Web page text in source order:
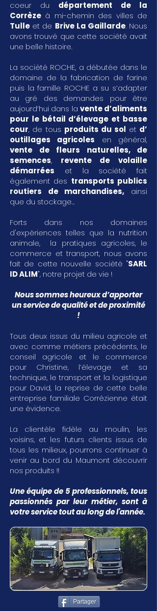
coeur du département de la
Corrèze à mi-chemin des villes de
Tulle et de Brive La Gaillarde. Nous
avons trouvé que cette société avait
une belle histoire.
La société ROCHE, a débutée dans le
domaine de la fabrication de farine
puis la famille ROCHE a su s’adapter
au gré des demandes pour être
aujourd’hui dans la vente d’aliments
pour le bétail d’élevage et basse
cour, de tous produits du sol et d’
outillages agricoles en général,
vente de fleurs naturelles, de
semences, revente de volaille
démarrées et la société fait
également des transports publics
routiers de marchandises, ainsi
que du stockage...
Forts dans nos domaines
d'expériences telles que la nutrition
animale, la pratiques agricoles, le
commerce et transport, nous avons
fait de cette nouvelle société "SARL
ID ALIM", notre projet de vie !
Nous sommes heureux d’apporter
un service de qualité et de proximité
!
Tous deux issus du milieu agricole et
avec comme métiers précédents, le
conseil agricole et le commerce
pour Christine, l’élevage et sa
technique, le transport et la logistique
pour David, la reprise de cette belle
entreprise familiale Corrézienne était
une évidence.
La clientèle fidèle au moulin, les
voisins, et les futurs clients issus de
tous les milieux, pourrons continuer à
venir au bord du Maumont découvrir
nos produits !!
Une équipe de 5 professionnels, tous
passionnés par leur métier, sont à
votre service tout au long de l'année.
Partager